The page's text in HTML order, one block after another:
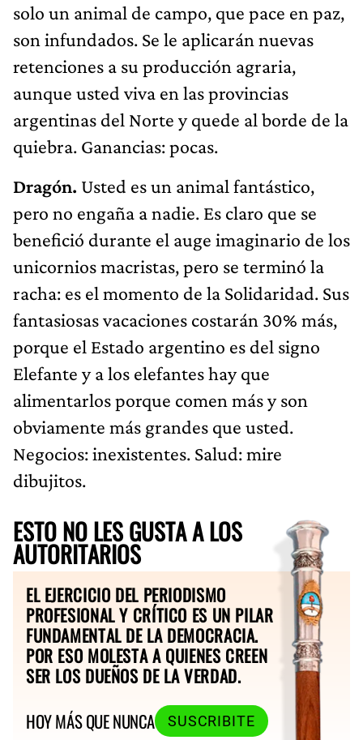
solo un animal de campo, que pace en paz,
son infundados. Se le aplicarán nuevas
retenciones a su producción agraria,
aunque usted viva en las provincias
argentinas del Norte y quede al borde de la
quiebra. Ganancias: pocas.
Dragón. Usted es un animal fantástico,
pero no engaña a nadie. Es claro que se
benefició durante el auge imaginario de los
unicornios macristas, pero se terminó la
racha: es el momento de la Solidaridad. Sus
fantasiosas vacaciones costarán 30% más,
porque el Estado argentino es del signo
Elefante y a los elefantes hay que
alimentarlos porque comen más y son
obviamente más grandes que usted.
Negocios: inexistentes. Salud: mire
dibujitos.
ESTO NO LES GUSTA A LOS
AUTORITARIOS
EL EJERCICIO DEL PERIODISMO
PROFESIONAL Y CRÍTICO ES UN PILAR
FUNDAMENTAL DE LA DEMOCRACIA.
POR ESO MOLESTA A QUIENES CREEN
SER LOS DUEÑOS DE LA VERDAD.
HOY MÁS QUE NUNCA
SUSCRIBITE